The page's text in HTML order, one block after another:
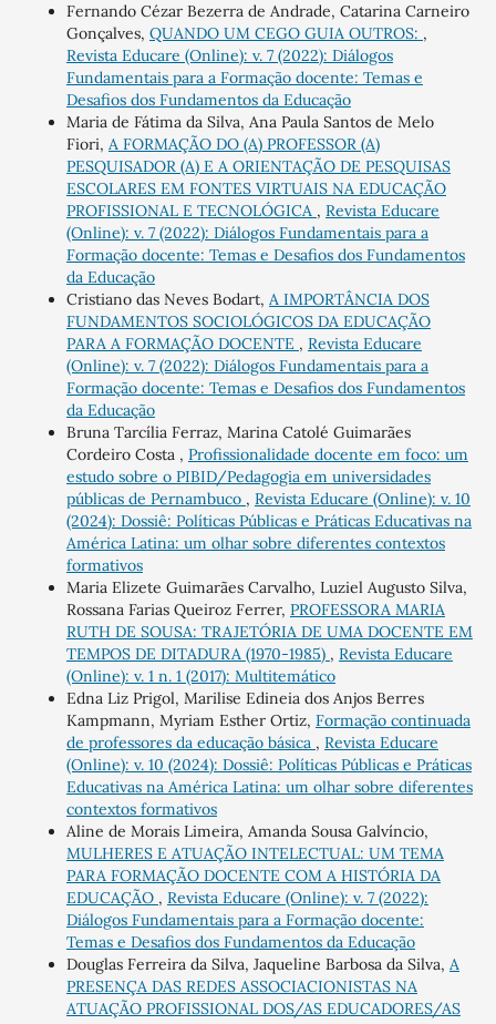
Fernando Cézar Bezerra de Andrade, Catarina Carneiro
Gonçalves, QUANDO UM CEGO GUIA OUTROS: ,
Revista Educare (Online): v. 7 (2022): Diálogos
Fundamentais para a Formação docente: Temas e
Desafios dos Fundamentos da Educação
Maria de Fátima da Silva, Ana Paula Santos de Melo
Fiori, A FORMAÇÃO DO (A) PROFESSOR (A)
PESQUISADOR (A) E A ORIENTAÇÃO DE PESQUISAS
ESCOLARES EM FONTES VIRTUAIS NA EDUCAÇÃO
PROFISSIONAL E TECNOLÓGICA , Revista Educare
(Online): v. 7 (2022): Diálogos Fundamentais para a
Formação docente: Temas e Desafios dos Fundamentos
da Educação
Cristiano das Neves Bodart, A IMPORTÂNCIA DOS
FUNDAMENTOS SOCIOLÓGICOS DA EDUCAÇÃO
PARA A FORMAÇÃO DOCENTE , Revista Educare
(Online): v. 7 (2022): Diálogos Fundamentais para a
Formação docente: Temas e Desafios dos Fundamentos
da Educação
Bruna Tarcília Ferraz, Marina Catolé Guimarães
Cordeiro Costa , Profissionalidade docente em foco: um
estudo sobre o PIBID/Pedagogia em universidades
públicas de Pernambuco , Revista Educare (Online): v. 10
(2024): Dossiê: Políticas Públicas e Práticas Educativas na
América Latina: um olhar sobre diferentes contextos
formativos
Maria Elizete Guimarães Carvalho, Luziel Augusto Silva,
Rossana Farias Queiroz Ferrer, PROFESSORA MARIA
RUTH DE SOUSA: TRAJETÓRIA DE UMA DOCENTE EM
TEMPOS DE DITADURA (1970-1985) , Revista Educare
(Online): v. 1 n. 1 (2017): Multitemático
Edna Liz Prigol, Marilise Edineia dos Anjos Berres
Kampmann, Myriam Esther Ortiz, Formação continuada
de professores da educação básica , Revista Educare
(Online): v. 10 (2024): Dossiê: Políticas Públicas e Práticas
Educativas na América Latina: um olhar sobre diferentes
contextos formativos
Aline de Morais Limeira, Amanda Sousa Galvíncio,
MULHERES E ATUAÇÃO INTELECTUAL: UM TEMA
PARA FORMAÇÃO DOCENTE COM A HISTÓRIA DA
EDUCAÇÃO , Revista Educare (Online): v. 7 (2022):
Diálogos Fundamentais para a Formação docente:
Temas e Desafios dos Fundamentos da Educação
Douglas Ferreira da Silva, Jaqueline Barbosa da Silva, A
PRESENÇA DAS REDES ASSOCIACIONISTAS NA
ATUAÇÃO PROFISSIONAL DOS/AS EDUCADORES/AS